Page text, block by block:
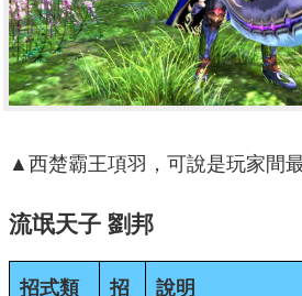
▲西楚霸王項羽，可說是玩家間
流氓天子 劉邦
招式類
招
說明